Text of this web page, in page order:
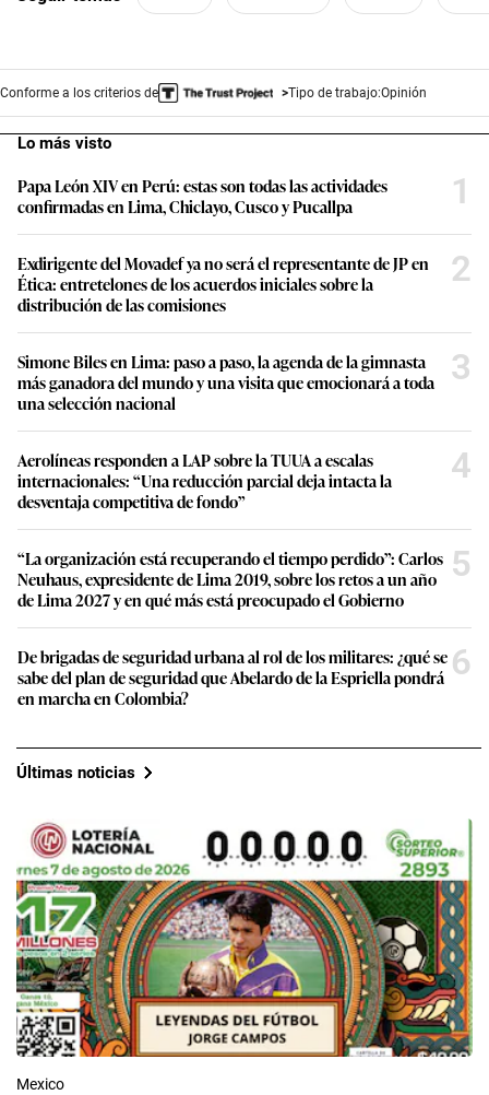
Conforme a los criterios de Tipo de trabajo:Opinión
Lo más visto
Papa León XIV en Perú: estas son todas las actividades
confirmadas en Lima, Chiclayo, Cusco y Pucallpa
1
Exdirigente del Movadef ya no será el representante de JP en
Ética: entretelones de los acuerdos iniciales sobre la
distribución de las comisiones
2
Simone Biles en Lima: paso a paso, la agenda de la gimnasta
más ganadora del mundo y una visita que emocionará a toda
una selección nacional
3
Aerolíneas responden a LAP sobre la TUUA a escalas
internacionales: “Una reducción parcial deja intacta la
desventaja competitiva de fondo”
4
“La organización está recuperando el tiempo perdido”: Carlos
Neuhaus, expresidente de Lima 2019, sobre los retos a un año
de Lima 2027 y en qué más está preocupado el Gobierno
5
De brigadas de seguridad urbana al rol de los militares: ¿qué se
sabe del plan de seguridad que Abelardo de la Espriella pondrá
en marcha en Colombia?
6
Últimas noticias
Mexico